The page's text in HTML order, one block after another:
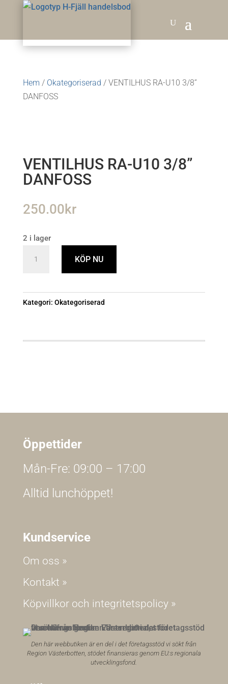
Hem / Okategoriserad / VENTILHUS RA-U10 3/8”
DANFOSS
VENTILHUS RA-U10 3/8”
DANFOSS
250.00kr
2 i lager
3/8”
DANFOSS
KÖP NU
Kategori: Okategoriserad
Öppettider
Mån-Fre: 09:00 – 17:00
Alltid lunchöppet!
Kundservice
Om oss »
Kontakt »
Köpvillkor och integritetspolicy »
Den här webbutiken är en del i det företagsstöd vi sökt från
Region Västerbotten, stödet finansieras genom EU:s regionala
utvecklingsfond.